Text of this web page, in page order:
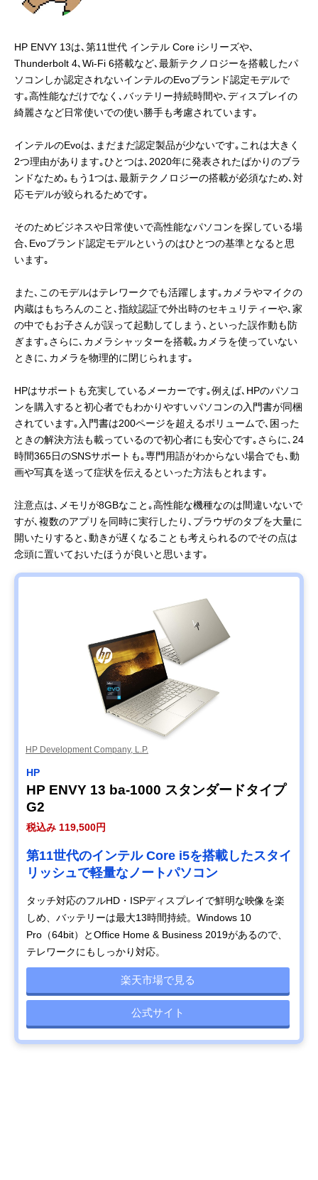
HP ENVY 13は､第11世代 インテル Core iシリーズや､
Thunderbolt 4､Wi-Fi 6搭載など､最新テクノロジーを搭載したパ
ソコンしか認定されないインテルのEvoブランド認定モデルで
す｡高性能なだけでなく､バッテリー持続時間や､ディスプレイの
綺麗さなど日常使いでの使い勝手も考慮されています｡
インテルのEvoは､まだまだ認定製品が少ないです｡これは大きく
2つ理由があります｡ひとつは､2020年に発表されたばかりのブラ
ンドなため｡もう1つは､最新テクノロジーの搭載が必須なため､対
応モデルが絞られるためです｡
そのためビジネスや日常使いで高性能なパソコンを探している場
合､Evoブランド認定モデルというのはひとつの基準となると思
います｡
また､このモデルはテレワークでも活躍します｡カメラやマイクの
内蔵はもちろんのこと､指紋認証で外出時のセキュリティーや､家
の中でもお子さんが誤って起動してしまう､といった誤作動も防
ぎます｡さらに､カメラシャッターを搭載｡カメラを使っていない
ときに､カメラを物理的に閉じられます｡
HPはサポートも充実しているメーカーです｡例えば､HPのパソコ
ンを購入すると初心者でもわかりやすいパソコンの入門書が同梱
されています｡入門書は200ページを超えるボリュームで､困った
ときの解決方法も載っているので初心者にも安心です｡さらに､24
時間365日のSNSサポートも｡専門用語がわからない場合でも､動
画や写真を送って症状を伝えるといった方法もとれます｡
注意点は､メモリが8GBなこと｡高性能な機種なのは間違いないで
すが､複数のアプリを同時に実行したり､ブラウザのタブを大量に
開いたりすると､動きが遅くなることも考えられるのでその点は
念頭に置いておいたほうが良いと思います｡
HP Development Company, L.P.
HP
HP ENVY 13 ba-1000 スタンダードタイプ
G2
税込み 119,500円
第11世代のインテル Core i5を搭載したスタイ
リッシュで軽量なノートパソコン
タッチ対応のフルHD・ISPディスプレイで鮮明な映像を楽
しめ、バッテリーは最大13時間持続。Windows 10
Pro（64bit）とOffice Home & Business 2019があるので、
テレワークにもしっかり対応。
楽天市場で見る
公式サイト